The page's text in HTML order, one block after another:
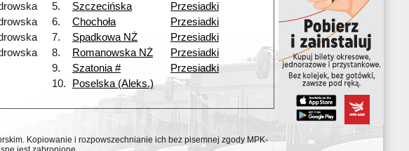
5. Szczecińska
Przesiadki
6. Chochoła
Przesiadki
7. Spadkowa NŻ
Przesiadki
8. Romanowska NŻ
Przesiadki
9.
Szatonia #
Przesiadki
10.
Poselska (Aleks.)
Kopiowanie i rozpowszechnianie ich bez pisemnej zgody MPK-